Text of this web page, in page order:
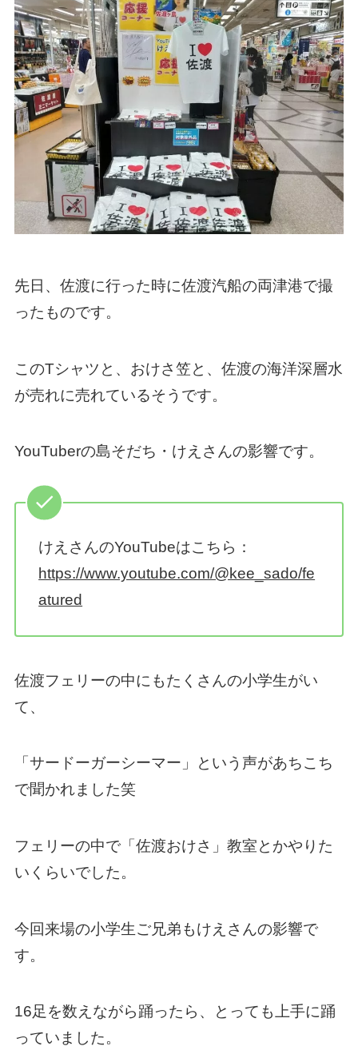
先日、佐渡に行った時に佐渡汽船の両津港で撮
ったものです。
このTシャツと、おけさ笠と、佐渡の海洋深層水
が売れに売れているそうです。
YouTuberの島そだち・けえさんの影響です。
けえさんのYouTubeはこちら：
https://www.youtube.com/@kee_sado/fe
atured
佐渡フェリーの中にもたくさんの小学生がい
て、
「サードーガーシーマー」という声があちこち
で聞かれました笑
フェリーの中で「佐渡おけさ」教室とかやりた
いくらいでした。
今回来場の小学生ご兄弟もけえさんの影響で
す。
16足を数えながら踊ったら、とっても上手に踊
っていました。